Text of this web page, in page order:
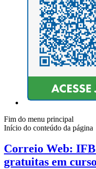
Fim do menu principal
Início do conteúdo da página
Correio Web: IFB
gratuitas em